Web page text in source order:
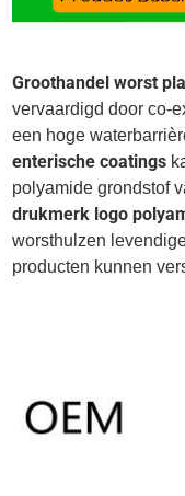
Groothandel worst
vervaardigd door co-
een hoge
enterische coatings
polyamide grondstof
drukmerk logo
worsthulzen
producten kunnen